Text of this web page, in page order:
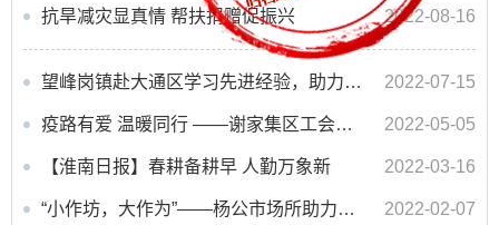
2022-08-16
抗旱减灾显真情 帮扶捐赠促振兴
2022-07-15
望峰岗镇赴大通区学习先进经验，助力乡村振兴
2022-05-05
疫路有爱 温暖同行 ——谢家集区工会慰问淮南西高速出口来往货车司机
2022-03-16
【淮南日报】春耕备耕早 人勤万象新
2022-02-07
“小作坊，大作为”——杨公市场所助力乡村振兴的三字诀